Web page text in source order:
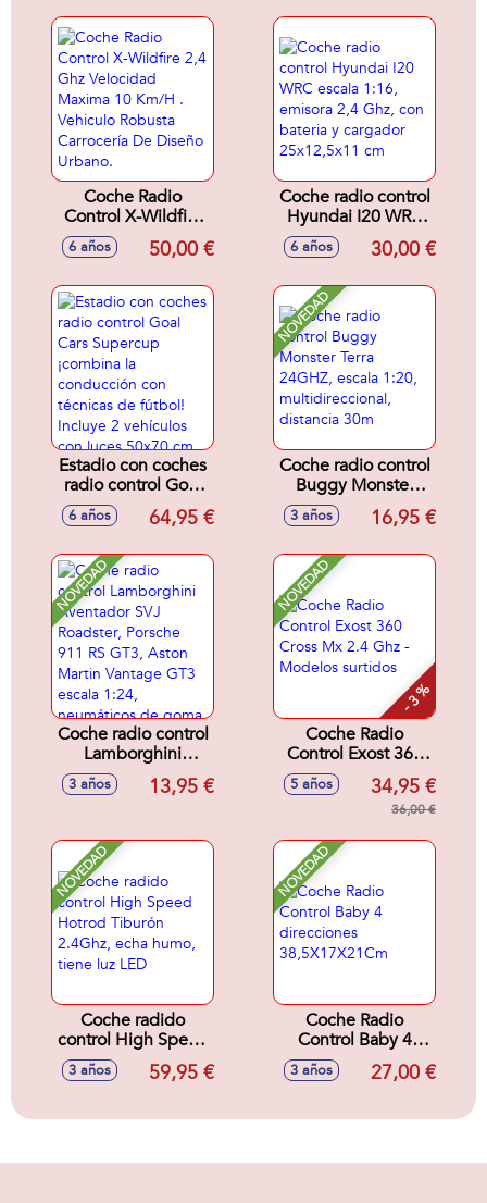
¡ahora con luces
led!
Coche Radio
Control X-Wildfire
2,4 Ghz Velocidad
Maxima 10 Km/H .
Carrocería De
Diseño Urbano.
6 años 50,00 €
Coche radio control
Hyundai I20 WRC
escala 1:16,
emisora 2,4 Ghz,
cargador
25x12,5x11 cm
6 años 30,00 €
Estadio con coches
radio control Goal
Cars Supercup
¡combina la
técnicas de fútbol!
Incluye 2 vehículos
con luces 50x70
cm
6 años 64,95 €
NOVEDAD
Coche radio control
Buggy Monster
Terra 24GHZ,
escala 1:20,
distancia 30m
3 años 16,95 €
NOVEDAD
Coche radio control
Lamborghini
Aventador SVJ
Roadster, Porsche
GT3 escala 1:24,
neumáticos de
goma, con luces -
Modelos surtidos
3 años 13,95 €
NOVEDAD
- 3 %
Coche Radio
Control Exost 360
Cross Mx 2.4 Ghz -
Modelos surtidos
5 años 34,95 €
36,00 €
NOVEDAD
Coche radido
control High Speed
Hotrod Tiburón
2.4Ghz, echa
LED
3 años 59,95 €
NOVEDAD
Coche Radio
Control Baby 4
direcciones
38,5X17X21Cm
3 años 27,00 €